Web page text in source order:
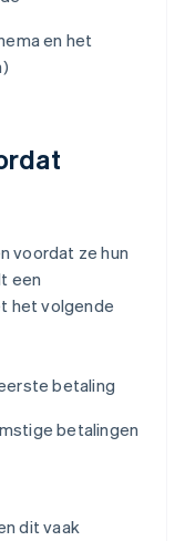
en het
voordat ze hun
een
het volgende
betaling
betalingen
dit vaak